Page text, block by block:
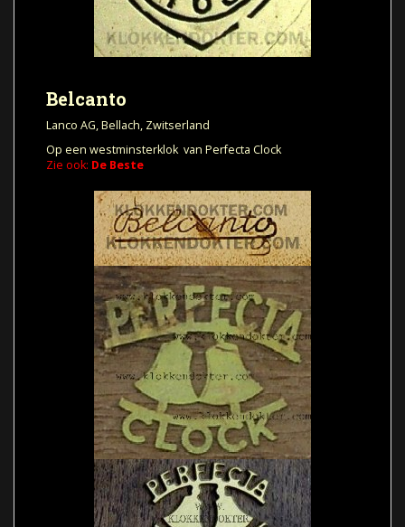
Belcanto
Lanco AG, Bellach, Zwitserland
Op een westminsterklok van Perfecta Clock
Zie ook: De Beste